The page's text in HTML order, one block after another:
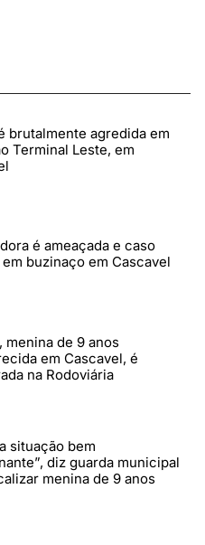
brutalmente agredida em
Terminal Leste, em
é ameaçada e caso
buzinaço em Cascavel
menina de 9 anos
em Cascavel, é
na Rodoviária
situação bem
diz guarda municipal
menina de 9 anos